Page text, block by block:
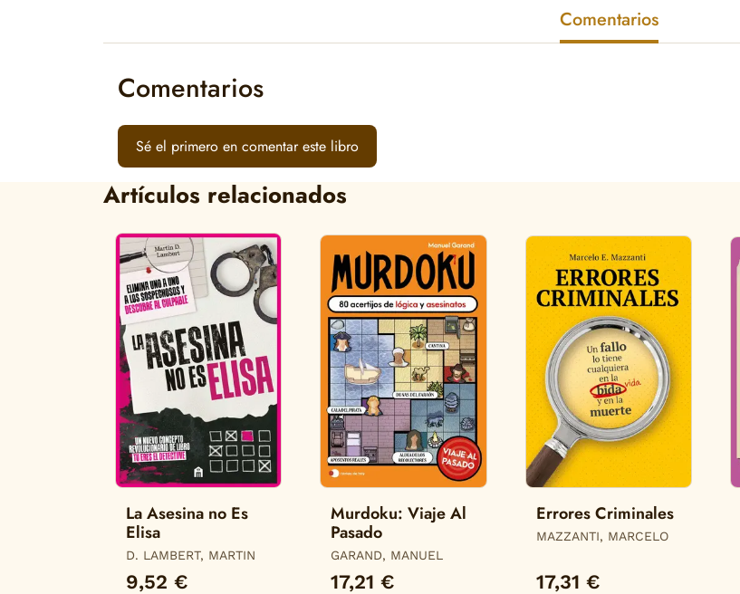
Comentarios
Comentarios
Sé el primero en comentar este libro
Artículos relacionados
La Asesina no Es
Elisa
D. LAMBERT, MARTIN
9,52 €
Murdoku: Viaje Al
Pasado
GARAND, MANUEL
17,21 €
Errores Criminales
MAZZANTI, MARCELO
17,31 €